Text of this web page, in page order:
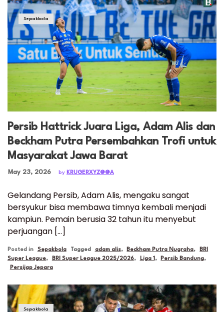
Sepakbola
Persib Hattrick Juara Liga, Adam Alis dan
Beckham Putra Persembahkan Trofi untuk
Masyarakat Jawa Barat
Posted on
May 23, 2026 by KRUGERXYZ@@A
Gelandang Persib, Adam Alis, mengaku sangat
bersyukur bisa membawa timnya kembali menjadi
kampiun. Pemain berusia 32 tahun itu menyebut
perjuangan […]
Posted in Sepakbola Tagged adam alis, Beckham Putra Nugraha,
BRI
Super League, BRI Super League 2025/2026, Liga 1, Persib Bandung,
Persijap Jepara
Sepakbola